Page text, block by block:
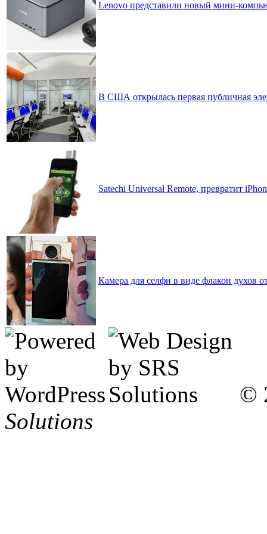
Lenovo представили новый мини-
В США открылась первая публичная
Satechi Universal Remote, превратит
Камера для селфи в виде флакон духов
©
Solutions